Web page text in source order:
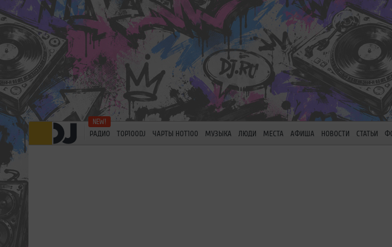
РАДИО TOP100DJ ЧАРТЫ HOT100 МУЗЫКА ЛЮДИ МЕСТА АФИША НОВОСТИ СТАТЬИ